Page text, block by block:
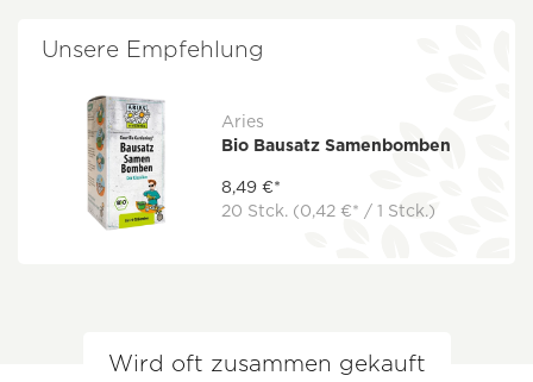
Unsere Empfehlung
Aries
Bio Bausatz Samenbomben
8,49 €*
20 Stck. (0,42 €* / 1 Stck.)
Wird oft zusammen gekauft